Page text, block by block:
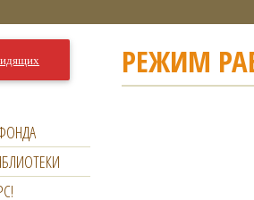
РЕЖИМ